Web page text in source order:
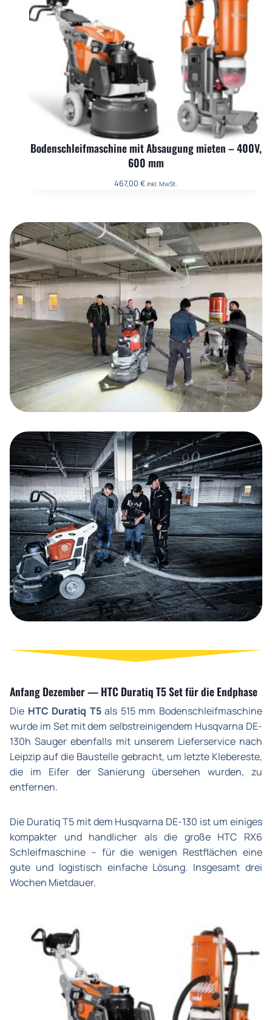
Bodenschleifmaschine mit Absaugung mieten – 400V,
600 mm
467,00 € inkl. MwSt.
Anfang Dezember — HTC Duratiq T5 Set für die Endphase
Die HTC Duratiq T5als 515 mm Bodenschleifmaschine
wurde im Set mit dem selbstreinigendem Husqvarna DE-
130h Sauger ebenfalls mit unserem Lieferservice nach
Leipzip auf die Baustelle gebracht, um letzte Klebereste,
die im Eifer der Sanierung übersehen wurden, zu
entfernen.
Die Duratiq T5 mit dem Husqvarna DE-130 ist um einiges
kompakter und handlicher als die große HTC RX6
Schleifmaschine – für die wenigen Restflächen eine
gute und logistisch einfache Lösung. Insgesamt drei
Wochen Mietdauer.